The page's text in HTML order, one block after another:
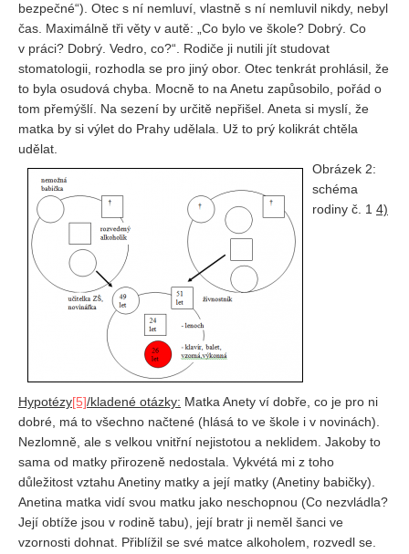
bezpečné“). Otec s ní nemluví, vlastně s ní nemluvil nikdy, nebyl
čas. Maximálně tři věty v autě: „Co bylo ve škole? Dobrý. Co
v práci? Dobrý. Vedro, co?“. Rodiče ji nutili jít studovat
stomatologii, rozhodla se pro jiný obor. Otec tenkrát prohlásil, že
to byla osudová chyba. Mocně to na Anetu zapůsobilo, pořád o
tom přemýšlí. Na sezení by určitě nepřišel. Aneta si myslí, že
matka by si výlet do Prahy udělala. Už to prý kolikrát chtěla
udělat.
Obrázek 2:
schéma
rodiny č. 1 4)
Hypotézy[5]/kladené otázky: Matka Anety ví dobře, co je pro ni
dobré, má to všechno načtené (hlásá to ve škole i v novinách).
Nezlomně, ale s velkou vnitřní nejistotou a neklidem. Jakoby to
sama od matky přirozeně nedostala. Vykvétá mi z toho
důležitost vztahu Anetiny matky a její matky (Anetiny babičky).
Anetina matka vidí svou matku jako neschopnou (Co nezvládla?
Její obtíže jsou v rodině tabu), její bratr ji neměl šanci ve
vzornosti dohnat. Přiblížil se své matce alkoholem, rozvedl se.